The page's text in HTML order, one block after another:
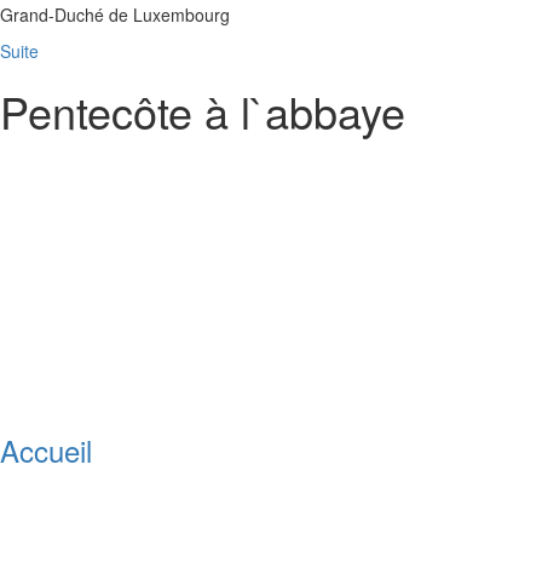
Grand-Duché de Luxembourg
Suite
Pentecôte à l`abbaye
Accueil